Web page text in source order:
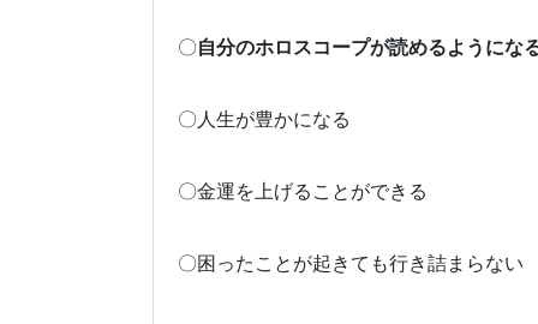
〇自分のホロスコープが読めるようにな
〇人生が豊かになる
〇金運を上げることができる
〇困ったことが起きても行き詰まらない